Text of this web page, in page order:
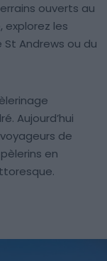
ouverts au
explorez les
Andrews ou du
Aujourd’hui
de
en